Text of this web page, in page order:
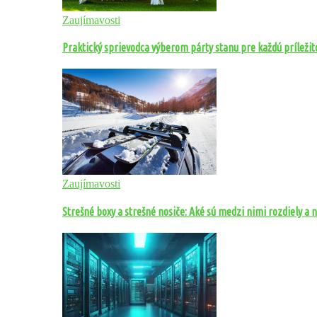
Zaujímavosti
Praktický sprievodca výberom párty stanu pre každú
Zaujímavosti
Strešné boxy a strešné nosiče: Aké sú medzi nimi rozdiely a